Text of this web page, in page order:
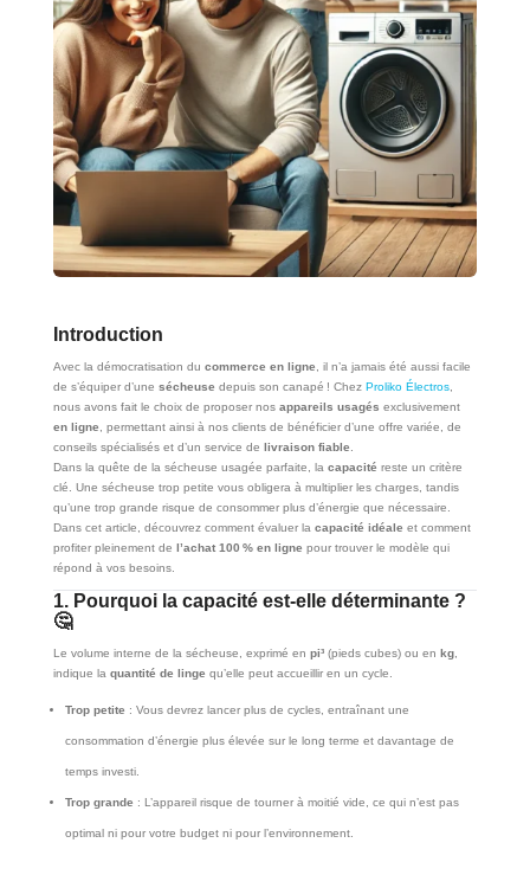
Introduction
Avec la démocratisation du commerce en ligne, il n’a jamais été aussi facile
de s’équiper d’une sécheuse depuis son canapé ! Chez Proliko Électros,
nous avons fait le choix de proposer nos appareils usagés exclusivement
en ligne, permettant ainsi à nos clients de bénéficier d’une offre variée, de
conseils spécialisés et d’un service de
livraison fiable.
Dans la quête de la sécheuse usagée parfaite, la capacité reste un critère
clé. Une sécheuse trop petite vous obligera à multiplier les charges, tandis
qu’une trop grande risque de consommer plus d’énergie que nécessaire.
Dans cet article, découvrez comment évaluer la capacité idéale et comment
profiter pleinement de
l’achat 100 % en ligne pour trouver le modèle qui
répond à vos besoins.
1. Pourquoi la capacité est-elle déterminante ?
🤔
Le volume interne de la sécheuse, exprimé en pi³(pieds cubes) ou en kg,
indique la quantité de linge qu’elle peut accueillir en un cycle.
Trop petite : Vous devrez lancer plus de cycles, entraînant une
consommation d’énergie plus élevée sur le long terme et davantage de
temps investi.
Trop grande : L’appareil risque de tourner à moitié vide, ce qui n’est pas
optimal ni pour votre budget ni pour l’environnement.